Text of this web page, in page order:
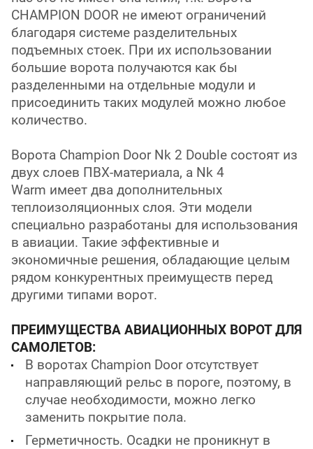
CHAMPION DOOR не имеют ограничений
благодаря системе разделительных
подъемных стоек. При их использовании
большие ворота получаются как бы
разделенными на отдельные модули и
присоединить таких модулей можно любое
количество.
Ворота Champion Door Nk 2 Double состоят из
двух слоев ПВХ-материала, а Nk 4
Warm имеет два дополнительных
теплоизоляционных слоя. Эти модели
специально разработаны для использования
в авиации. Такие эффективные и
экономичные решения, обладающие целым
рядом конкурентных преимуществ перед
другими типами ворот.
ПРЕИМУЩЕСТВА АВИАЦИОННЫХ ВОРОТ ДЛЯ
САМОЛЕТОВ:
В воротах Champion Door отсутствует
направляющий рельс в пороге, поэтому, в
случае необходимости, можно легко
заменить покрытие пола.
Герметичность. Осадки не проникнут в